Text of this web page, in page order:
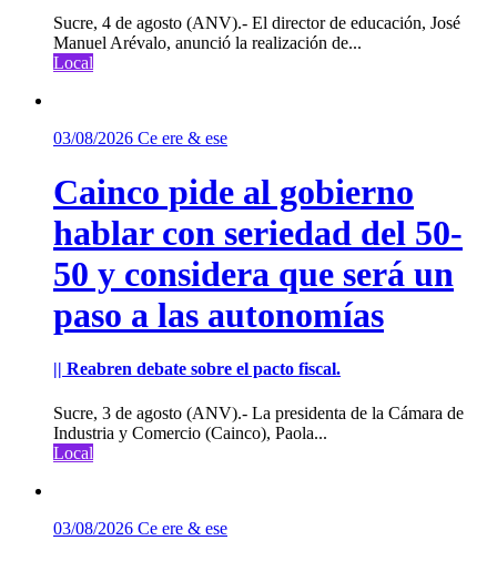
Sucre, 4 de agosto (ANV).- El director de educación, José
Manuel Arévalo, anunció la realización de...
Local
03/08/2026 Ce ere & ese
Cainco pide al gobierno
hablar con seriedad del 50-
50 y considera que será un
paso a las autonomías
|| Reabren debate sobre el pacto fiscal.
Sucre, 3 de agosto (ANV).- La presidenta de la Cámara de
Industria y Comercio (Cainco), Paola...
Local
03/08/2026 Ce ere & ese